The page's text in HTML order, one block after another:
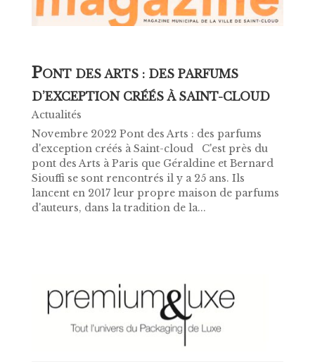
PONT DES ARTS : DES PARFUMS
D’EXCEPTION CRÉÉS À SAINT-CLOUD
Actualités
Novembre 2022 Pont des Arts : des parfums
d'exception créés à Saint-cloud C'est près du
pont des Arts à Paris que Géraldine et Bernard
Siouffi se sont rencontrés il y a 25 ans. Ils
lancent en 2017 leur propre maison de parfums
d'auteurs, dans la tradition de la...